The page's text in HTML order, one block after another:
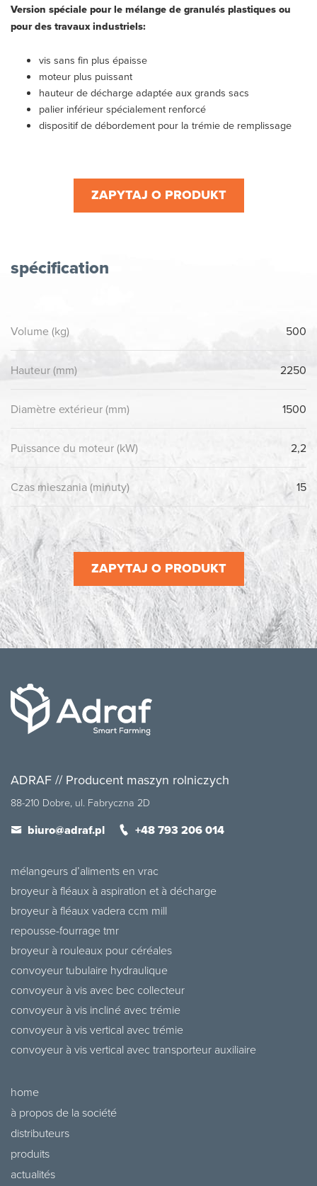
Version spéciale pour le mélange de granulés plastiques ou
pour des travaux industriels:
vis sans fin plus épaisse
moteur plus puissant
hauteur de décharge adaptée aux grands sacs
palier inférieur spécialement renforcé
dispositif de débordement pour la trémie de remplissage
ZAPYTAJ O PRODUKT
spécification
Volume (kg) 500
Hauteur (mm) 2250
Diamètre extérieur (mm) 1500
Puissance du moteur (kW) 2,2
Czas mieszania (minuty) 15
ZAPYTAJ O PRODUKT
ADRAF // Producent maszyn rolniczych
88-210 Dobre, ul. Fabryczna 2D
biuro@adraf.pl +48 793 206 014
home
à propos de la société
distributeurs
produits
actualités
mélangeurs d’aliments en vrac
broyeur à fléaux à aspiration et à décharge
broyeur à fléaux vadera ccm mill
repousse-fourrage tmr
broyeur à rouleaux pour céréales
convoyeur tubulaire hydraulique
convoyeur à vis avec bec collecteur
convoyeur à vis incliné avec trémie
convoyeur à vis vertical avec trémie
convoyeur à vis vertical avec transporteur auxiliaire